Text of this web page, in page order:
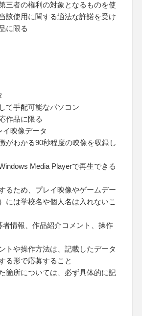
三者の権利の対象となるものを使
該使用に関する適法な許諾を受け
に限る
て手配可能なパソコン
作品に限る
イ映像データ
がわかる90秒程度の映像を収録し
Media Playerで再生できる
るため、プレイ映像やゲームデー
には学校名や個人名は入れないこ
者情報、作品紹介コメント、操作
トや操作方法は、記載したデータ
る形で応募すること
箇所については、必ず具体的に記